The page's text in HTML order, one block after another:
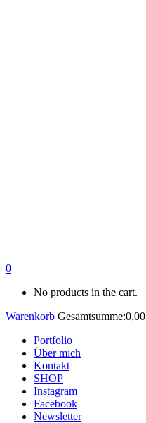
0
No products in the cart.
Warenkorb Gesamtsumme:0,00
Portfolio
Über mich
Kontakt
SHOP
Instagram
Facebook
Newsletter